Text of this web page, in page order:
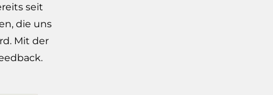
seit
die uns
Mit der